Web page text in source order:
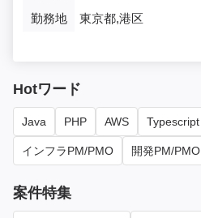
勤務地
東京都,港区
Hotワード
Java PHP AWS Typescript
インフラPM/PMO 開発PM/PMO
案件特集